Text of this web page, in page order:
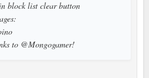
block list clear button
to @Mongogamer!